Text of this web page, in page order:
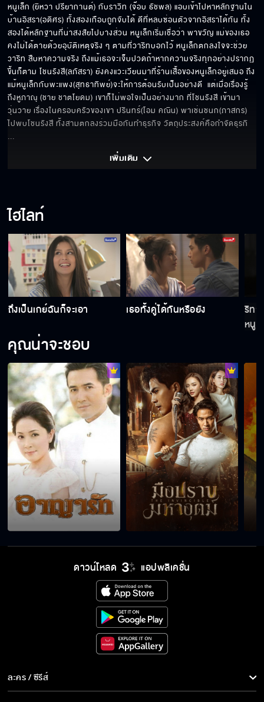
หนูเล็ก (ยิหวา ปรียากานต์) กับราวิท (จ๊อบ ธัชพล) แอบเข้าไปหาหลักฐานใน
บ้านอิสรา(อดิศร) ทั้งสองเกือบถูกจับได้ ดีที่หลบซ่อนตัวจากอิสราได้ทัน ทั้ง
สองได้หลักฐานที่น่าสงสัยไปบางส่วน หนูเล็กเริ่มเชื่อว่า พาขวัญ แม่ของเธอ
คงไม่ได้ตายด้วยอุบัติเหตุจริง ๆ ตามที่วาริทบอกไว้ หนูเล็กตกลงใจจะช่วย
วาริท สืบหาความจริง ถึงแม้เธอจะเจ็บปวดถ้าหากความจริงทุกอย่างปรากฏ
ขึ้นก็ตาม โชนรังสี(ลภัสรา) ยังคงแวะเวียนมาที่ร้านเสื้อของหนูเล็กอยู่เสมอ ถึง
แม้หนูเล็กกับพะแพง(สุทธาทิพย์)จะให้การต้อนรับเป็นอย่างดี  แต่เมื่อเรื่องรู้
ถึงหูภาณุ (ชาย ชาตโยดม) เขาก็ไม่พอใจเป็นอย่างมาก ที่โชนรังสี เข้ามา
วุ่นวาย เรื่องในครอบครัวของเขา ปรินทร์(โอม คณิน) พาเช่นชนก(ภาสกร)
ไปพบโชนรังสี ทั้งสามตกลงร่วมมือกันทำธุรกิจ วัตถุประสงค์คือกำจัดธุรกิ
...
เพิ่มเติม
ไฮไลท์
ถึงเป็นเกย์ฉันก็จะเอา เธอทั้งคู่ได้กันหรือยัง
ริทจ
หนูเ
คุณน่าจะชอบ
ดาวน์โหลด แอปพลิเคชั่น
ละคร / ซีรีส์
ละคร/ซีรีส์